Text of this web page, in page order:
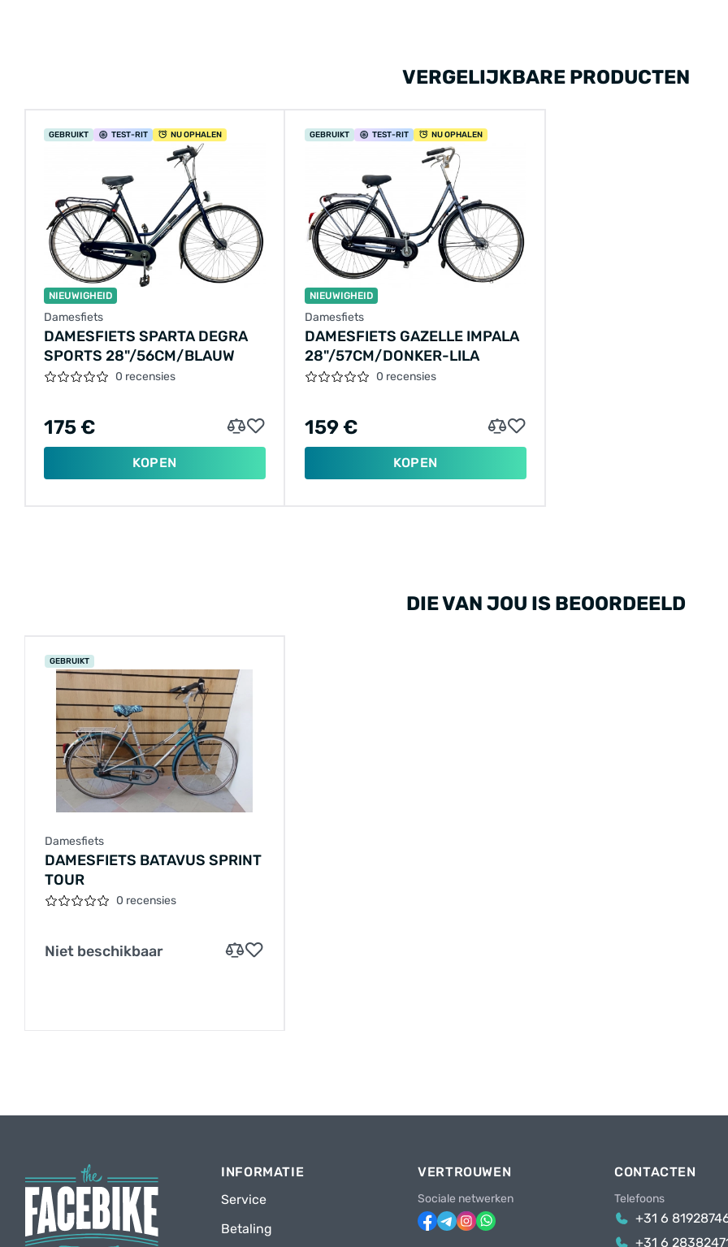
VERGELIJKBARE PRODUCTEN
GEBRUIKT TEST-RIT NU OPHALEN
NIEUWIGHEID
Damesfiets
DAMESFIETS SPARTA DEGRA
SPORTS 28"/56CM/BLAUW
0 recensies
175 €
KOPEN
GEBRUIKT TEST-RIT NU OPHALEN
NIEUWIGHEID
Damesfiets
DAMESFIETS GAZELLE IMPALA
28"/57CM/DONKER-LILA
0 recensies
159 €
KOPEN
DIE VAN JOU IS BEOORDEELD
GEBRUIKT
Damesfiets
DAMESFIETS BATAVUS SPRINT
TOUR
0 recensies
Niet beschikbaar
INFORMATIE
Service
Betaling
VERTROUWEN
Sociale netwerken
CONTACTEN
Telefoons
+31 6
+31 6